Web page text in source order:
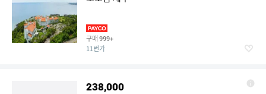
구매 999+
11번가
238,000